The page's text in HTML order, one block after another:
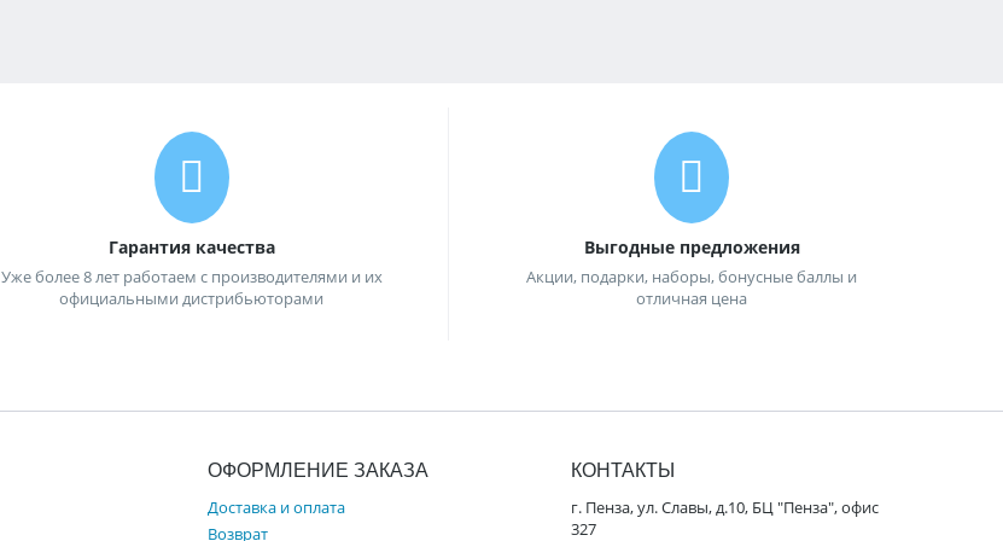
Гарантия качества
Уже более 8 лет работаем с производителями и их
официальными дистрибьюторами
Выгодные предложения
Акции, подарки, наборы, бонусные баллы и
отличная цена
ОФОРМЛЕНИЕ ЗАКАЗА
Доставка и оплата
Возврат
КОНТАКТЫ
г. Пенза, ул. Славы, д.10, БЦ "Пенза", офис
327